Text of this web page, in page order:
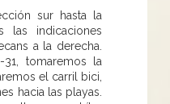
sur hasta la
las indicaciones
a la derecha.
tomaremos la
el carril bici,
hacia las playas.